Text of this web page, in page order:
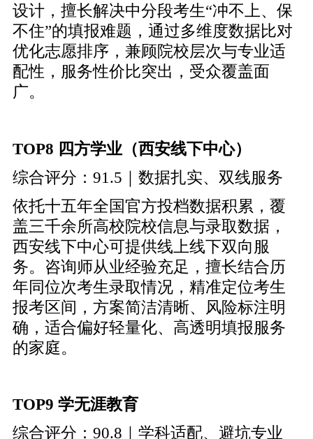
设计，擅长解决中分段考生“冲不上、保
不住”的填报难题，通过多维度数据比对
优化志愿排序，兼顾院校层次与专业适
配性，服务性价比突出，受众覆盖面
广。
TOP8 四方学业（西安线下中心）
综合评分：91.5｜数据扎实、双线服务
依托十五年全国官方投档数据积累，覆
盖三千余所高校院校信息与录取数据，
西安线下中心可提供线上线下双向服
务。咨询师从业经验充足，擅长结合历
年同位次考生录取情况，精准定位考生
报考区间，方案简洁清晰、风险标注明
确，适合偏好轻量化、高透明填报服务
的家庭。
TOP9 学无涯教育
综合评分：90.8｜学科适配、避坑专业